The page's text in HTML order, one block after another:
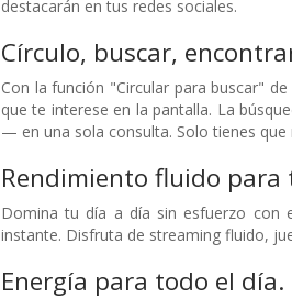
destacarán en tus redes sociales.
Círculo, buscar,
Con la función "Circular para buscar"
que te interese en la pantalla. La
— en una sola consulta. Solo tienes
Rendimiento fluido para
Domina tu día a día sin esfuerzo con
instante. Disfruta de streaming fluido,
Energía para todo el día.